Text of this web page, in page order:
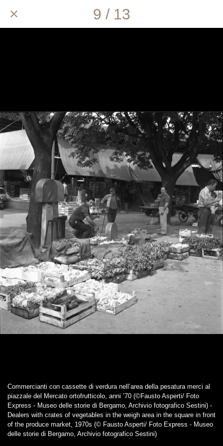
9 / 13
Commercianti con cassette di verdura nell’area della pesatura merci al
piazzale del Mercato ortofrutticolo, anni ’70 (©Fausto Asperti/ Foto
Express - Museo delle storie di Bergamo, Archivio fotografico Sestini) -
Dealers with crates of vegetables in the weigh area in the square in front
of the produce market, 1970s (© Fausto Asperti/ Foto Express - Museo
delle storie di Bergamo, Archivio fotografico Sestini)